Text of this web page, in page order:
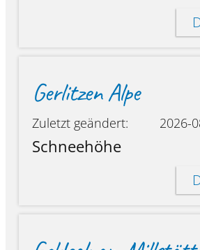
Gerlitzen Alpe
Zuletzt geändert: 2026-
Schneehöhe